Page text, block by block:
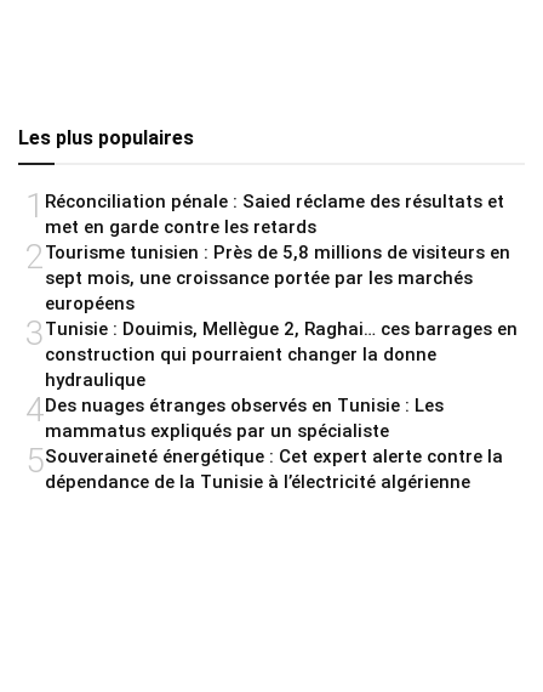
Les plus populaires
1 Réconciliation pénale : Saied réclame des résultats et
met en garde contre les retards
2Tourisme tunisien : Près de 5,8 millions de visiteurs en
sept mois, une croissance portée par les marchés
européens
3Tunisie : Douimis, Mellègue 2, Raghai… ces barrages en
construction qui pourraient changer la donne
hydraulique
4Des nuages étranges observés en Tunisie : Les
mammatus expliqués par un spécialiste
5Souveraineté énergétique : Cet expert alerte contre la
dépendance de la Tunisie à l’électricité algérienne